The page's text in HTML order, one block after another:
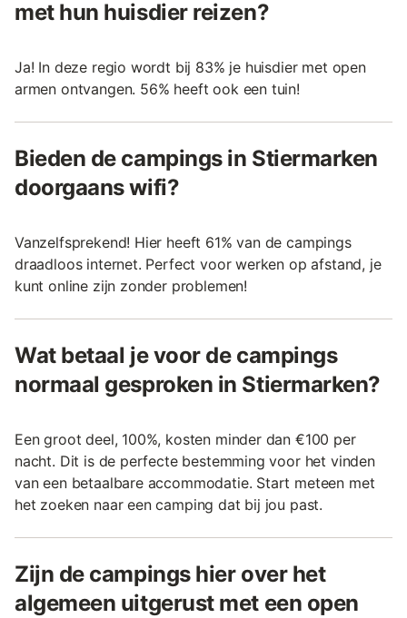
met hun huisdier reizen?
Ja! In deze regio wordt bij 83% je huisdier met open
armen ontvangen. 56% heeft ook een tuin!
Bieden de campings in Stiermarken
doorgaans wifi?
Vanzelfsprekend! Hier heeft 61% van de campings
draadloos internet. Perfect voor werken op afstand, je
kunt online zijn zonder problemen!
Wat betaal je voor de campings
normaal gesproken in Stiermarken?
Een groot deel, 100%, kosten minder dan €100 per
nacht. Dit is de perfecte bestemming voor het vinden
van een betaalbare accommodatie. Start meteen met
het zoeken naar een camping dat bij jou past.
Zijn de campings hier over het
algemeen uitgerust met een open